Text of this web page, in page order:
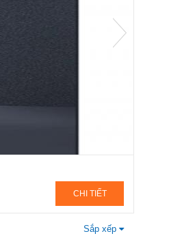
CHI TIẾT
Sắp xếp